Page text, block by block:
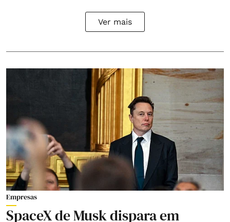
Ver mais
Empresas
SpaceX de Musk dispara em